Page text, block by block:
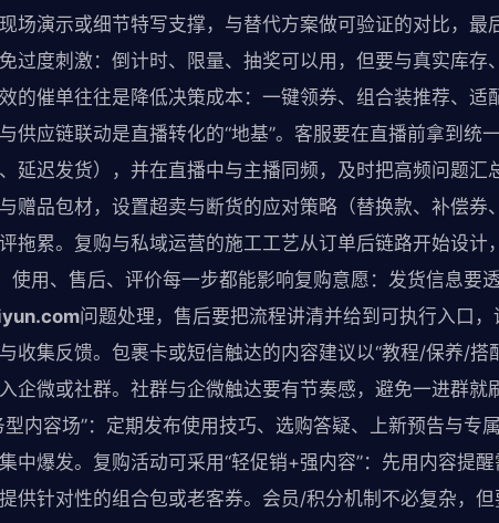
场演示或细节特写支撑，与替代方案做可验证的对比，最
过度刺激：倒计时、限量、抽奖可以用，但要与真实库存
的催单往往是降低决策成本：一键领券、组合装推荐、适
供应链联动是直播转化的“地基”。客服要在直播前拿到统
延迟发货），并在直播中与主播同频，及时把高频问题汇
赠品包材，设置超卖与断货的应对策略（替换款、补偿券
拖累。复购与私域运营的施工工艺从订单后链路开始设计
使用、售后、评价每一步都能影响复购意愿：发货信息要
问题处理，售后要把流程讲清并给到可执行入口，
收集反馈。包裹卡或短信触达的内容建议以“教程/保养/搭
企微或社群。社群与企微触达要有节奏感，避免一进群就
型内容场”：定期发布使用技巧、选购答疑、上新预告与专
中爆发。复购活动可采用“轻促销+强内容”：先用内容提
供针对性的组合包或老客券。会员/积分机制不必复杂，